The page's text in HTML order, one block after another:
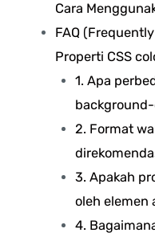
Cara
FAQ
Properti CSS
1. Apa
background-
2. Format
3. Apakah
oleh elemen
4.